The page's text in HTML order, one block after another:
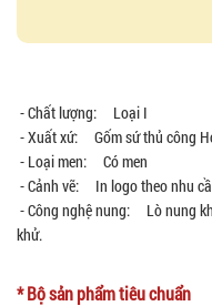
- Chất lượng: Loại I
- Xuất xứ: Gốm sứ thủ công
- Loại men: Có men
- Cảnh vẽ: In logo theo nhu
- Công nghệ nung: Lò nung
khử.
* Bộ sản phẩm tiêu chuẩn